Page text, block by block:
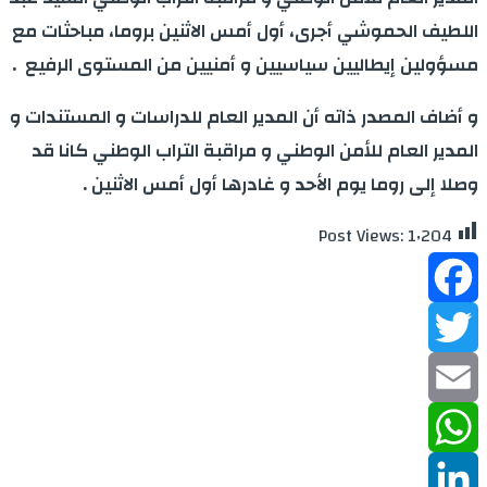
اللطيف الحموشي أجرى، أول أمس الاثنين بروما، مباحثات مع
مسؤولين إيطاليين سياسيين و أمنيين من المستوى الرفيع .
و أضاف المصدر ذاته أن المدير العام للدراسات و المستندات و
المدير العام للأمن الوطني و مراقبة التراب الوطني كانا قد
وصلا إلى روما يوم الأحد و غادرها أول أمس الاثنين .
Post Views:1٬204
Facebook
Twitter
Email
WhatsApp